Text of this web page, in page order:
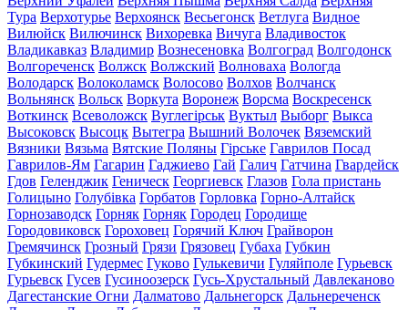
Тура Верхотурье Верхоянск Весьегонск Ветлуга Видное
Вилюйск Вилючинск Вихоревка Вичуга Владивосток
Владикавказ Владимир Вознесеновка Волгоград Волгодонск
Волгореченск Волжск Волжский Волноваха Вологда
Володарск Волоколамск Волосово Волхов Волчанск
Вольнянск Вольск Воркута Воронеж Ворсма Воскресенск
Воткинск Всеволожск Вуглегірськ Вуктыл Выборг Выкса
Высоковск Высоцк Вытегра Вышний Волочек Вяземский
Вязники Вязьма Вятские Поляны Гірське Гаврилов Посад
Гаврилов-Ям Гагарин Гаджиево Гай Галич Гатчина Гвардейск
Гдов Геленджик Геническ Георгиевск Глазов Гола пристань
Голицыно Голубівка Горбатов Горловка Горно-Алтайск
Горнозаводск Горняк Горняк Городец Городище
Городовиковск Гороховец Горячий Ключ Грайворон
Гремячинск Грозный Грязи Грязовец Губаха Губкин
Губкинский Гудермес Гуково Гулькевичи Гуляйполе Гурьевск
Гурьевск Гусев Гусиноозерск Гусь-Хрустальный Давлеканово
Дагестанские Огни Далматово Дальнегорск Дальнереченск